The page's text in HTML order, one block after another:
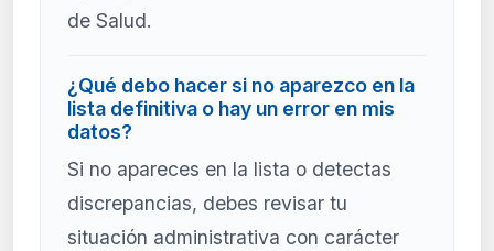
de Salud.
¿Qué debo hacer si no aparezco en la
lista definitiva o hay un error en mis
datos?
Si no apareces en la lista o detectas
discrepancias, debes revisar tu
situación administrativa con carácter